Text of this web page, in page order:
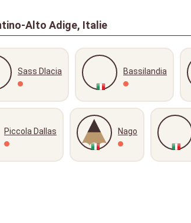
Alto Adige, Italie
Sass Dlacia Bassilandia
Piccola Dallas Nago